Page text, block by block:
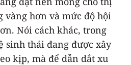
hơn và mức độ hội
Nói cách khác, trong
sinh thái đang được xây
kịp, mà để dẫn dắt xu